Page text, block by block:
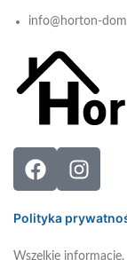
info@horton-
Polityka
Wszelkie